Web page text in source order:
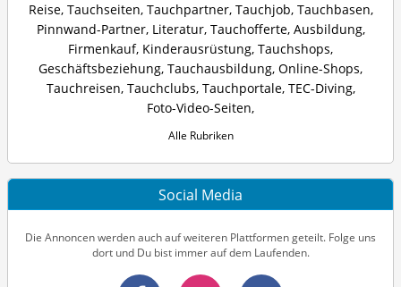
Reise, Tauchseiten, Tauchpartner, Tauchjob, Tauchbasen,
Pinnwand-Partner, Literatur, Tauchofferte, Ausbildung,
Firmenkauf, Kinderausrüstung, Tauchshops,
Geschäftsbeziehung, Tauchausbildung, Online-Shops,
Tauchreisen, Tauchclubs, Tauchportale, TEC-Diving,
Foto-Video-Seiten,
Alle Rubriken
Social Media
Die Annoncen werden auch auf weiteren Plattformen geteilt. Folge uns
dort und Du bist immer auf dem Laufenden.